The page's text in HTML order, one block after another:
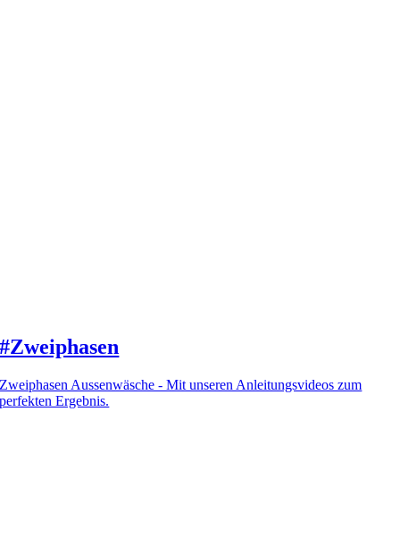
#Zweiphasen
Zweiphasen Aussenwäsche - Mit unseren Anleitungsvideos zum
perfekten Ergebnis.